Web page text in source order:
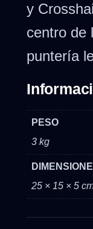
y
centro de
puntería
PESO
3 kg
25 × 15 × 5